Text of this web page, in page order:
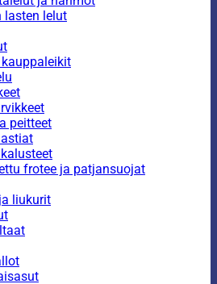
lasten lelut
peitteet
frotee ja patjansuojat
liukurit